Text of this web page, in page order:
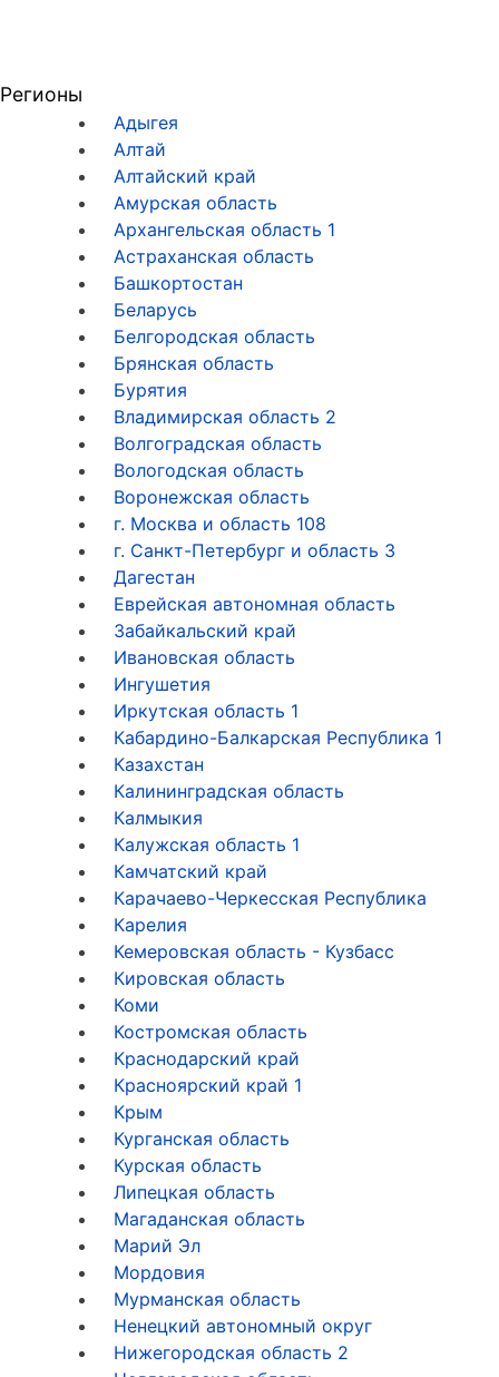
Регионы
Адыгея
Алтай
Алтайский край
Амурская область
Архангельская область 1
Астраханская область
Башкортостан
Беларусь
Белгородская область
Брянская область
Бурятия
Владимирская область 2
Волгоградская область
Вологодская область
Воронежская область
г. Москва и область 108
г. Санкт-Петербург и область 3
Дагестан
Еврейская автономная область
Забайкальский край
Ивановская область
Ингушетия
Иркутская область 1
Кабардино-Балкарская Республика 1
Казахстан
Калининградская область
Калмыкия
Калужская область 1
Камчатский край
Карачаево-Черкесская Республика
Карелия
Кемеровская область - Кузбасс
Кировская область
Коми
Костромская область
Краснодарский край
Красноярский край 1
Крым
Курганская область
Курская область
Липецкая область
Магаданская область
Марий Эл
Мордовия
Мурманская область
Ненецкий автономный округ
Нижегородская область 2